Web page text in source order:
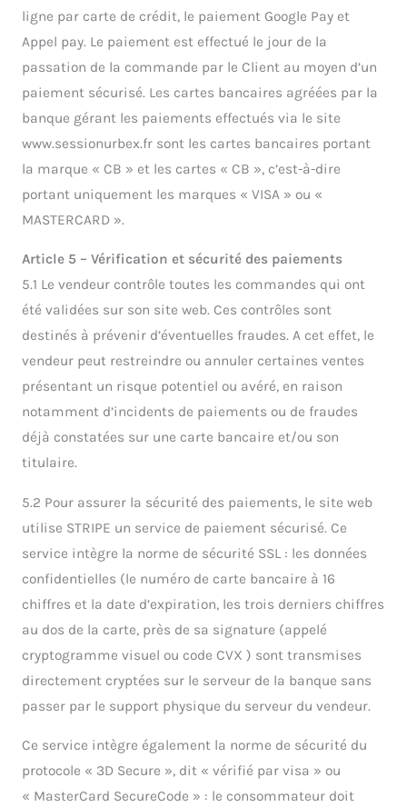
ligne par carte de crédit, le paiement Google Pay et
Appel pay. Le paiement est effectué le jour de la
passation de la commande par le Client au moyen d’un
paiement sécurisé. Les cartes bancaires agréées par la
banque gérant les paiements effectués via le site
www.sessionurbex.fr sont les cartes bancaires portant
la marque « CB » et les cartes « CB », c’est-à-dire
portant uniquement les marques « VISA » ou «
MASTERCARD ».
Article 5 – Vérification et sécurité des paiements
5.1 Le vendeur contrôle toutes les commandes qui ont
été validées sur son site web. Ces contrôles sont
destinés à prévenir d’éventuelles fraudes. A cet effet, le
vendeur peut restreindre ou annuler certaines ventes
présentant un risque potentiel ou avéré, en raison
notamment d’incidents de paiements ou de fraudes
déjà constatées sur une carte bancaire et/ou son
titulaire.
5.2 Pour assurer la sécurité des paiements, le site web
utilise STRIPE un service de paiement sécurisé. Ce
service intègre la norme de sécurité SSL : les données
confidentielles (le numéro de carte bancaire à 16
chiffres et la date d’expiration, les trois derniers chiffres
au dos de la carte, près de sa signature (appelé
cryptogramme visuel ou code CVX ) sont transmises
directement cryptées sur le serveur de la banque sans
passer par le support physique du serveur du vendeur.
Ce service intègre également la norme de sécurité du
protocole « 3D Secure », dit « vérifié par visa » ou
« MasterCard SecureCode » : le consommateur doit